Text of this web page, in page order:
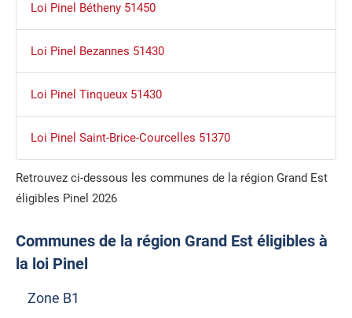
Loi Pinel Bétheny 51450
Loi Pinel Bezannes 51430
Loi Pinel Tinqueux 51430
Loi Pinel Saint-Brice-Courcelles 51370
Retrouvez ci-dessous les communes de la région Grand Est
éligibles Pinel 2026
Communes de la région Grand Est éligibles à
la loi Pinel
Zone B1